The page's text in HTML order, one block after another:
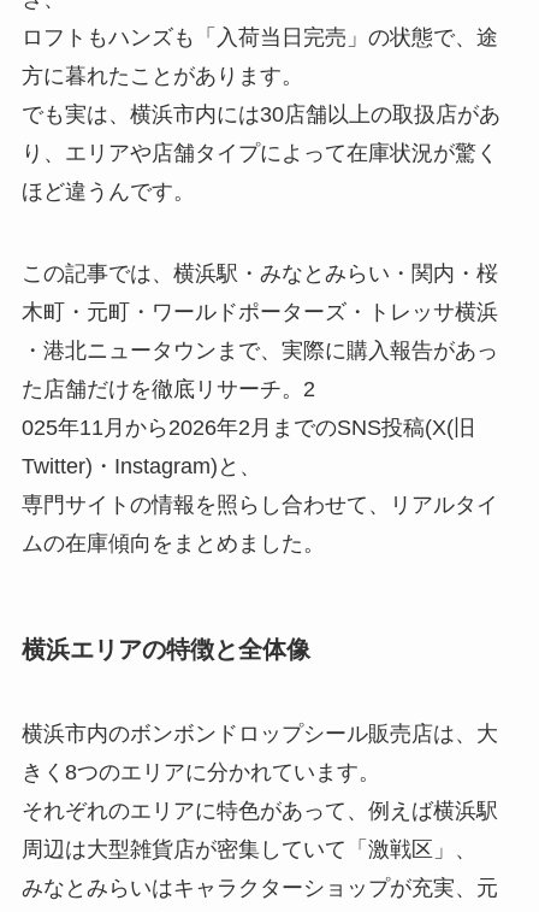
ロフトもハンズも「入荷当日完売」の状態で、途
方に暮れたことがあります。
でも実は、横浜市内には30店舗以上の取扱店があ
り、エリアや店舗タイプによって在庫状況が驚く
ほど違うんです。
この記事では、横浜駅・みなとみらい・関内・桜
木町・元町・ワールドポーターズ・トレッサ横浜
・港北ニュータウンまで、実際に購入報告があっ
た店舗だけを徹底リサーチ。2
025年11月から2026年2月までのSNS投稿(X(旧
Twitter)・Instagram)と、
専門サイトの情報を照らし合わせて、リアルタイ
ムの在庫傾向をまとめました。
横浜エリアの特徴と全体像
横浜市内のボンボンドロップシール販売店は、大
きく8つのエリアに分かれています。
それぞれのエリアに特色があって、例えば横浜駅
周辺は大型雑貨店が密集していて「激戦区」、
みなとみらいはキャラクターショップが充実、元